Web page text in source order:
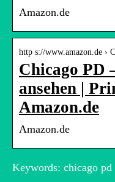
Amazon.de
http s://www.amazon.de ›
Chicago PD
ansehen |
Amazon.de
Amazon.de
Keywords: chicago pd